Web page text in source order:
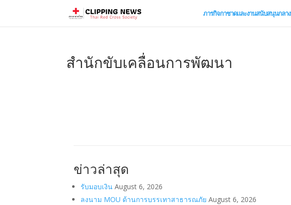
ภารกิจกาชาดและงานสนับสนุนกลาง
สำนักขับเคลื่อนการพัฒนา
ข่าวล่าสุด
รับมอบเงิน August 6, 2026
ลงนาม MOU ด้านการบรรเทาสาธารณภัย August 6, 2026